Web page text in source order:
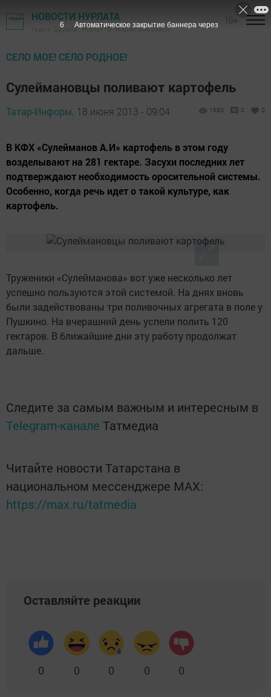
НОВОСТИ НУРЛАТА
Газета "Дружба", Нурлат ТВ - Нурлатский район
СЕЛО МОЕ! СЕЛО РОДНОЕ!
Сулеймановцы поливают картофель
Татар-Информ, 18 июня 2013 - 09:04 1693 0 0
В КФХ «Сулейманов А.И» картофель в этом году
возделывают на 281 гектаре. Засухи последних лет
подтверждают необходимость оросительной системы.
Особенно, когда речь идет о такой культуре, как
картофель.
Труженики «Сулейманова» вот уже несколько лет
успешно пользуются этой системой. На днях вновь
были задействованы три поливочных агрегата в поле у
Пушкино. На вчерашний день успели полить 120
гектаров. В ближайшие дни эту работу продолжат
дальше.
Следите за самым важным и интересным в
Telegram-канале Татмедиа
Читайте новости Татарстана в
национальном мессенджере MАХ:
https://max.ru/tatmedia
Оставляйте реакции
0 0 0 0 0
5 Автоматическое закрытие баннера через